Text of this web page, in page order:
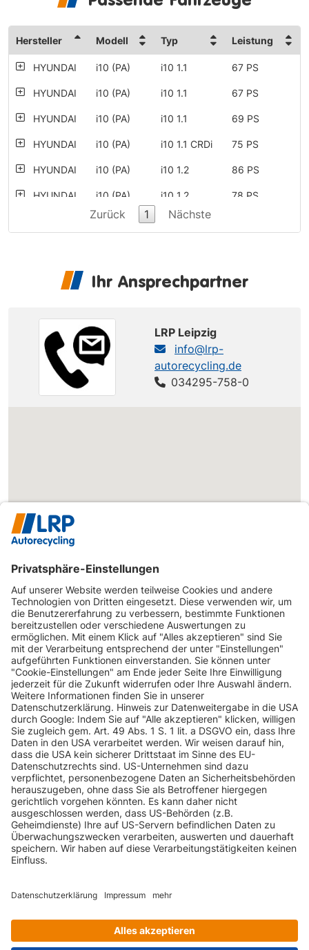
Hersteller Modell Typ Leistung
HYUNDAI i10 (PA) i10 1.1 67 PS
HYUNDAI i10 (PA) i10 1.1 67 PS
HYUNDAI i10 (PA) i10 1.1 69 PS
HYUNDAI i10 (PA) i10 1.1 CRDi 75 PS
HYUNDAI i10 (PA) i10 1.2 86 PS
HYUNDAI i10 (PA) i10 1.2 78 PS
Zurück 1 Nächste
Ihr Ansprechpartner
LRP Leipzig
info@lrp-
autorecycling.de
034295-758-0
INFORMATIONEN
KUNDENSERVICE
INFORMATIONEN
ZAHLUNGSARTEN
KONTAKT
GEPRÜFTE QUALITÄT
VERSANDARTEN